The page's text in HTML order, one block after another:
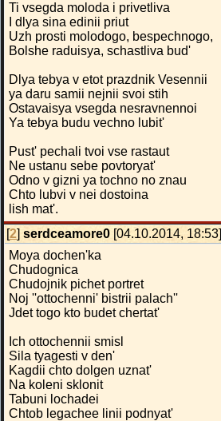
Ti vsegda moloda i privetliva
I dlya sina edinii priut
Uzh prosti molodogo, bespechnogo,
Bolshe raduisya, schastliva bud'
Dlya tebya v etot prazdnik Vesennii
ya daru samii nejnii svoi stih
Ostavaisya vsegda nesravnennoi
Ya tebya budu vechno lubit'
Pust' pechali tvoi vse rastaut
Ne ustanu sebe povtoryat'
Odno v gizni ya tochno no znau
Chto lubvi v nei dostoina
lish mat'.
[2] serdceamore0 [04.10.2014, 18:53]
Moya dochen'ka
Chudognica
Chudojnik pichet portret
Noj ''ottochenni' bistrii palach''
Jdet togo kto budet chertat'
Ich ottochennii smisl
Sila tyagesti v den'
Kagdii chto dolgen uznat'
Na koleni sklonit
Tabuni lochadei
Chtob legachee linii podnyat'